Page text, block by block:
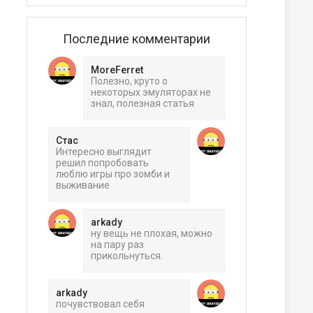
Последние комментарии
MoreFerret
Полезно, круто о
некоторых эмуляторах не
знал, полезная статья
Стас
Интересно выглядит
решил попробовать
люблю игры про зомби и
выживание
arkady
ну вещь не плохая, можно
на пару раз
прикольнуться.
arkady
почувствовал себя